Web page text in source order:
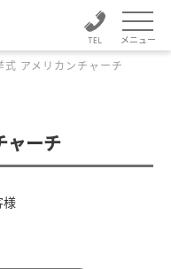
メニュー
式 アメリカンチャーチ
ャーチ
様